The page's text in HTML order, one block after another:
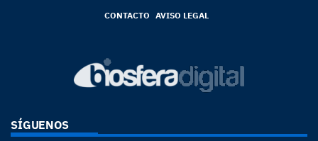
CONTACTO AVISO LEGAL
SÍGUENOS